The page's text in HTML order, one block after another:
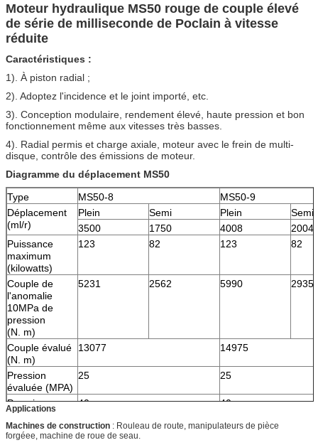
Moteur hydraulique MS50 rouge de couple élevé
de série de milliseconde de Poclain à vitesse
réduite
Caractéristiques :
1). À piston radial ;
2). Adoptez l'incidence et le joint importé, etc.
3). Conception modulaire, rendement élevé, haute pression et bon
fonctionnement même aux vitesses très basses.
4). Radial permis et charge axiale, moteur avec le frein de multi-
disque, contrôle des émissions de moteur.
Diagramme du déplacement MS50
Type
MS50-8
MS50-9
Déplacement
(ml/r)
Plein Semi Plein
Semi
3500
1750 4008
2004
Puissance
maximum
(kilowatts)
123 82 123 82
Couple de
l'anomalie
10MPa de
pression
(N. m)
5231 2562 5990 2935
Couple évalué
(N. m)
13077 14975
Pression
évaluée (MPA)
25 25
Pression
maximum
(MPA)
40 40
Applications
Machines de construction : Rouleau de route, manipulateurs de pièce
forgéee, machine de roue de seau.